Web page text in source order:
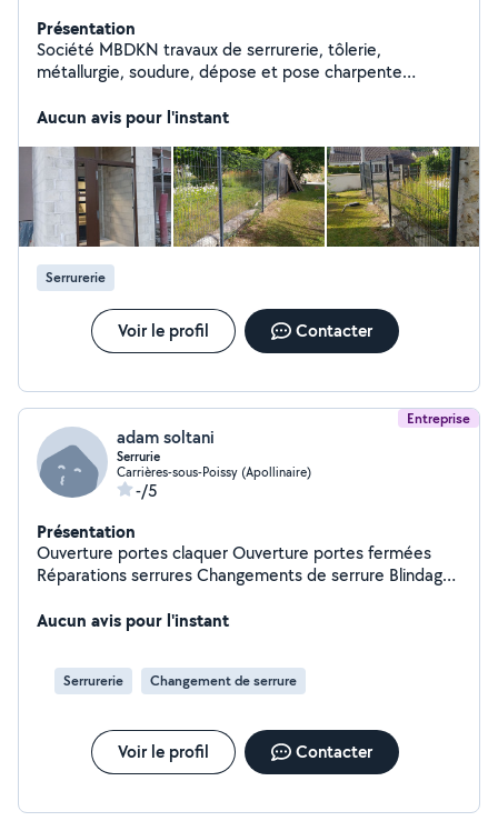
Présentation
Société MBDKN travaux de serrurerie, tôlerie,
métallurgie, soudure, dépose et pose charpente
Aucun avis pour l'instant
Serrurerie
Voir le profil Contacter
Entreprise
adam soltani
Serrurie
Carrières-sous-Poissy (Apollinaire)
-/5
Présentation
Ouverture portes claquer Ouverture portes fermées
Réparations serrures Changements de serrure Blindage
Aucun avis pour l'instant
Serrurerie Changement de serrure
Voir le profil Contacter